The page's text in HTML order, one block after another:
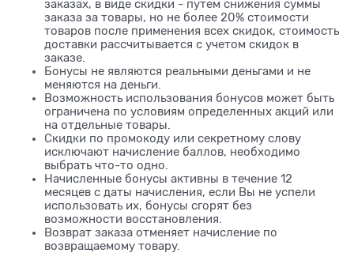
заказах, в виде скидки - путем снижения суммы
заказа за товары, но не более 20% стоимости
товаров после применения всех скидок, стоимость
доставки рассчитывается с учетом скидок в
заказе.
Бонусы не являются реальными деньгами и не
меняются на деньги.
Возможность использования бонусов может быть
ограничена по условиям определенных акций или
на отдельные товары.
Скидки по промокоду или секретному слову
исключают начисление баллов, необходимо
выбрать что-то одно.
Начисленные бонусы активны в течение 12
месяцев с даты начисления, если Вы не успели
использовать их, бонусы сгорят без
возможности восстановления.
Возврат заказа отменяет начисление по
возвращаемому товару.